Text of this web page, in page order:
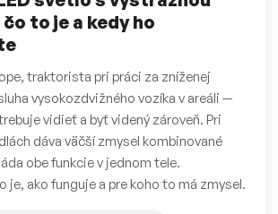
to je a kedy ho
traktorista pri práci za zníženej
vysokozdvižného vozíka v areáli —
vidieť a byť videný zároveň. Pri
dáva väčší zmysel kombinované
obe funkcie v jednom tele.
je, ako funguje a pre koho to má zmysel.